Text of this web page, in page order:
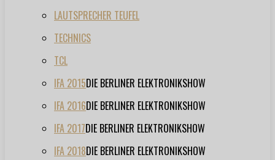
LAUTSPRECHER TEUFEL
TECHNICS
TCL
IFA 2015DIE BERLINER ELEKTRONIKSHOW
IFA 2016DIE BERLINER ELEKTRONIKSHOW
IFA 2017DIE BERLINER ELEKTRONIKSHOW
IFA 2018DIE BERLINER ELEKTRONIKSHOW